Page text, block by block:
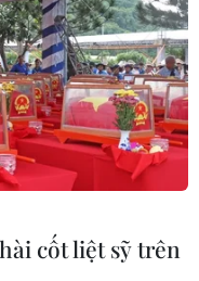
theo
thí
cốt liệt sỹ trên